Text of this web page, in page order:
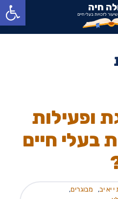
חיה
לזכויות בעלי חיים
ופעילות
בעלי חיים
י יא יב, מבוגרים,